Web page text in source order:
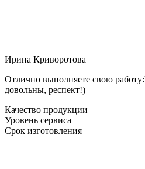
Ирина Криворотова
Отлично выполняете свою
довольны, респект!)
Качество продукции
Уровень сервиса
Срок изготовления